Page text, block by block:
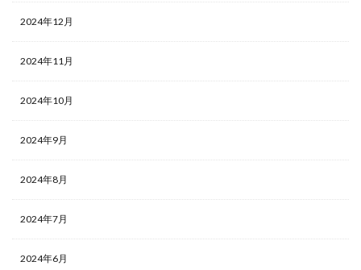
2024年12月
2024年11月
2024年10月
2024年9月
2024年8月
2024年7月
2024年6月